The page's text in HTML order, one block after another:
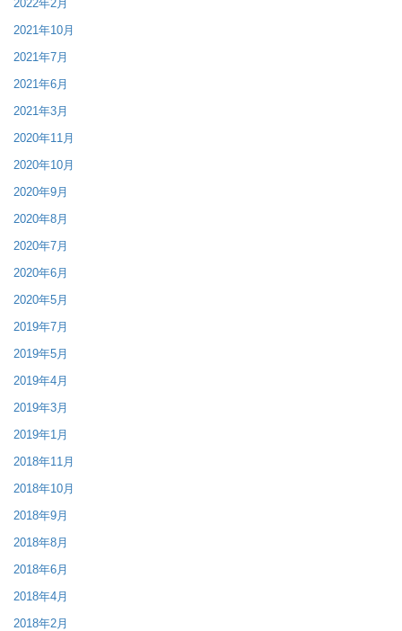
2022年2月
2021年10月
2021年7月
2021年6月
2021年3月
2020年11月
2020年10月
2020年9月
2020年8月
2020年7月
2020年6月
2020年5月
2019年7月
2019年5月
2019年4月
2019年3月
2019年1月
2018年11月
2018年10月
2018年9月
2018年8月
2018年6月
2018年4月
2018年2月